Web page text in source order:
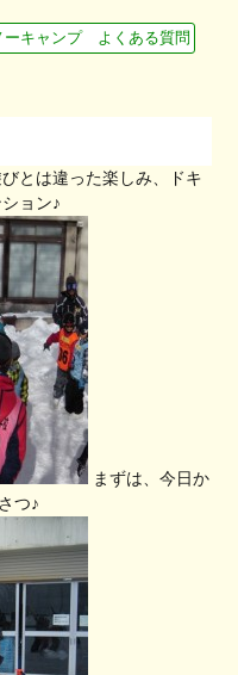
ーキャンプ よくある質問
とは違った楽しみ、ドキ
ョン♪
まずは、今日か
つ♪